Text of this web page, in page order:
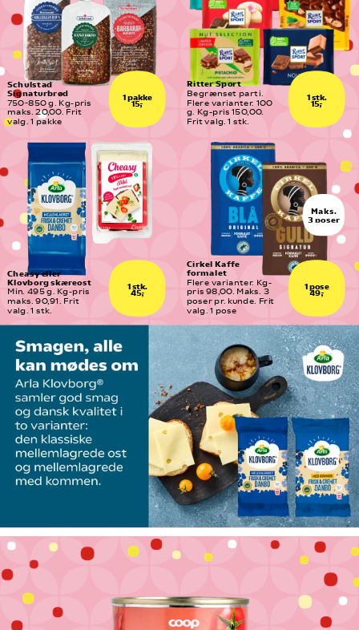
1 pakke
15,-
Schulstad
Signaturbrød
750-850 g. Kg-pris
maks. 20,00. Frit
valg. 1 pakke
1 stk.
15,-
Ritter Sport
Begrænset parti.
Flere varianter. 100
g. Kg-pris 150,00.
Frit valg. 1 stk.
1 stk.
45,-
Cheasy eller
Klovborg skæreost
Min. 495 g. Kg-pris
maks. 90,91. Frit
valg. 1 stk.
1 pose
49,-
Cirkel Kaffe
formalet
Flere varianter. Kg-
pris 98,00. Maks. 3
poser pr. kunde. Frit
valg. 1 pose
Maks.
3 poser